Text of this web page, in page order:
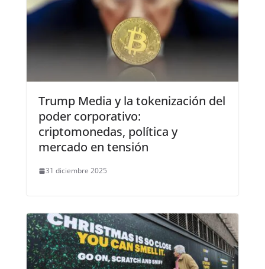
Trump Media y la tokenización del
poder corporativo:
criptomonedas, política y
mercado en tensión
31 diciembre 2025